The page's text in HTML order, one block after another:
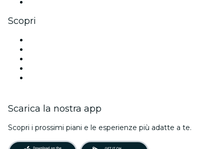
Scopri
Scarica la nostra app
Scopri i prossimi piani e le esperienze più adatte a te.